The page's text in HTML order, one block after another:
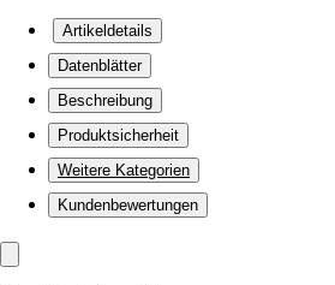
Artikeldetails
Datenblätter
Beschreibung
Produktsicherheit
Weitere Kategorien
Kundenbewertungen